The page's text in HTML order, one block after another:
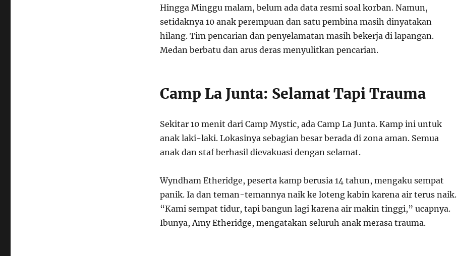
Hingga Minggu malam, belum ada data resmi soal korban. Namun,
setidaknya 10 anak perempuan dan satu pembina masih dinyatakan
hilang. Tim pencarian dan penyelamatan masih bekerja di lapangan.
Medan berbatu dan arus deras menyulitkan pencarian.
Camp La Junta: Selamat Tapi Trauma
Sekitar 10 menit dari Camp Mystic, ada Camp La Junta. Kamp ini untuk
anak laki-laki. Lokasinya sebagian besar berada di zona aman. Semua
anak dan staf berhasil dievakuasi dengan selamat.
Wyndham Etheridge, peserta kamp berusia 14 tahun, mengaku sempat
panik. Ia dan teman-temannya naik ke loteng kabin karena air terus naik.
“Kami sempat tidur, tapi bangun lagi karena air makin tinggi,” ucapnya.
Ibunya, Amy Etheridge, mengatakan seluruh anak merasa trauma.